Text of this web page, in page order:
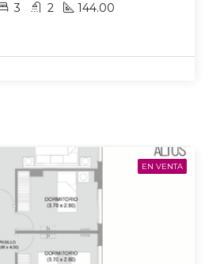
3 2 144.00
EN VENTA